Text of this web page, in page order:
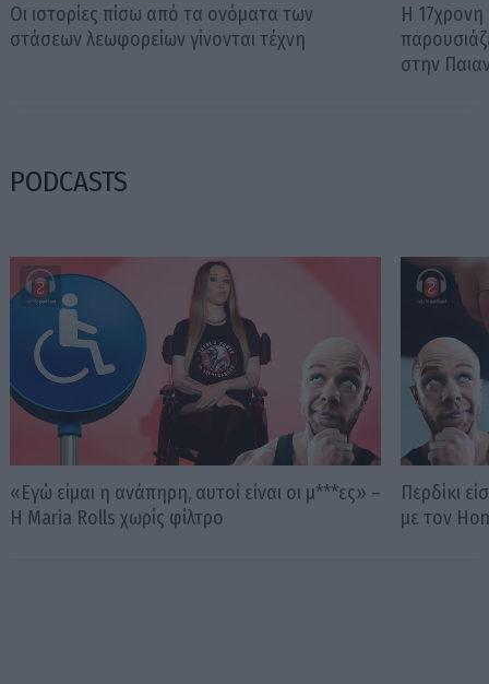
Οι ιστορίες πίσω από τα ονόματα των
στάσεων λεωφορείων γίνονται τέχνη
Η
στην
PODCASTS
«Εγώ είμαι η ανάπηρη, αυτοί είναι οι μ***ες» –
Η Maria Rolls χωρίς φίλτρο
Περδίκι
με τον